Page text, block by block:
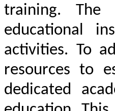
training. The
educational
activities. To
resources to
dedicated